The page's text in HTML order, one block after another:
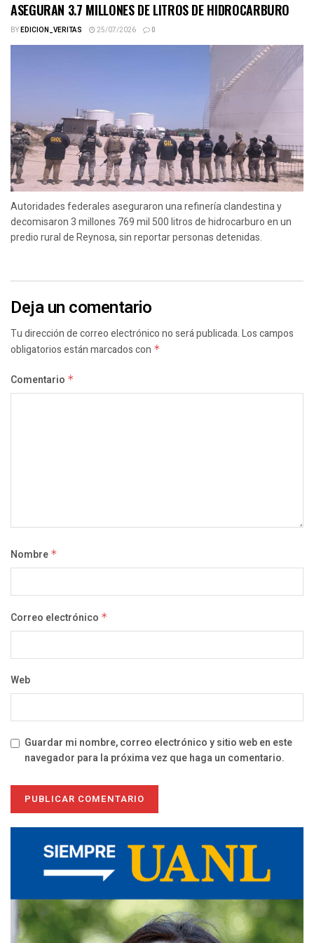
ASEGURAN 3.7 MILLONES DE LITROS DE HIDROCARBURO
BYEDICION_VERITAS 25/07/2026 0
Autoridades federales aseguraron una refinería clandestina y
decomisaron 3 millones 769 mil 500 litros de hidrocarburo en un
predio rural de Reynosa, sin reportar personas detenidas.
Deja un comentario
Tu dirección de correo electrónico no será publicada.Los campos
obligatorios están marcados con *
Comentario *
Nombre *
Correo electrónico *
Web
Guardar mi nombre, correo electrónico y sitio web en este
navegador para la próxima vez que haga un comentario.